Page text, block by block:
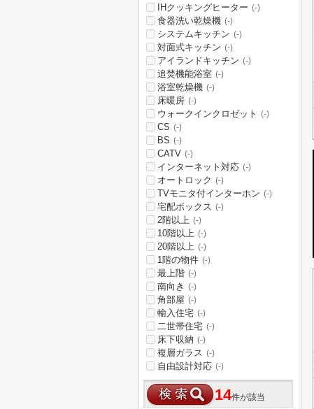
IHクッキングヒーター (-)
食器洗い乾燥機 (-)
システムキッチン (-)
対面式キッチン (-)
アイランドキッチン (-)
追焚機能浴室 (-)
浴室乾燥機 (-)
床暖房 (-)
ウォークインクロゼット (-)
CS (-)
BS (-)
CATV (-)
インターネット対応 (-)
オートロック (-)
TVモニタ付インターホン (-)
宅配ボックス (-)
2階以上 (-)
10階以上 (-)
20階以上 (-)
1階の物件 (-)
最上階 (-)
南向き (-)
角部屋 (-)
輸入住宅 (-)
二世帯住宅 (-)
床下収納 (-)
複層ガラス (-)
自由設計対応 (-)
14件が該当